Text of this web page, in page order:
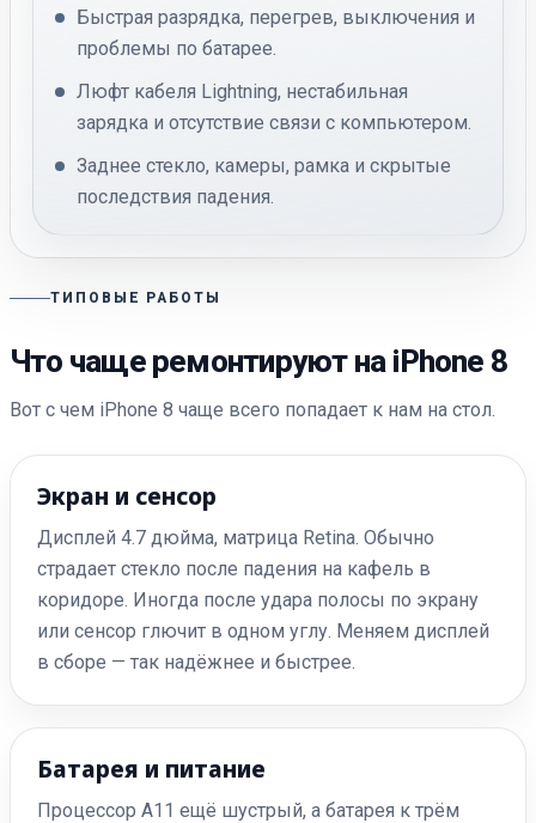
Быстрая разрядка, перегрев, выключения и
проблемы по батарее.
Люфт кабеля Lightning, нестабильная
зарядка и отсутствие связи с компьютером.
Заднее стекло, камеры, рамка и скрытые
последствия падения.
ТИПОВЫЕ РАБОТЫ
Что чаще ремонтируют на iPhone 8
Вот с чем iPhone 8 чаще всего попадает к нам на стол.
Экран и сенсор
Дисплей 4.7 дюйма, матрица Retina. Обычно
страдает стекло после падения на кафель в
коридоре. Иногда после удара полосы по экрану
или сенсор глючит в одном углу. Меняем дисплей
в сборе — так надёжнее и быстрее.
Батарея и питание
Процессор A11 ещё шустрый, а батарея к трём